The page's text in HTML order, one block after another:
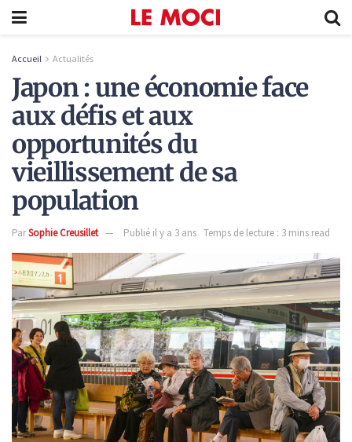
Accueil Actualités
Japon : une économie face
aux défis et aux
opportunités du
vieillissement de sa
population
ParSophie Creusillet Publié il y a 3 ans Temps de lecture : 3 mins read